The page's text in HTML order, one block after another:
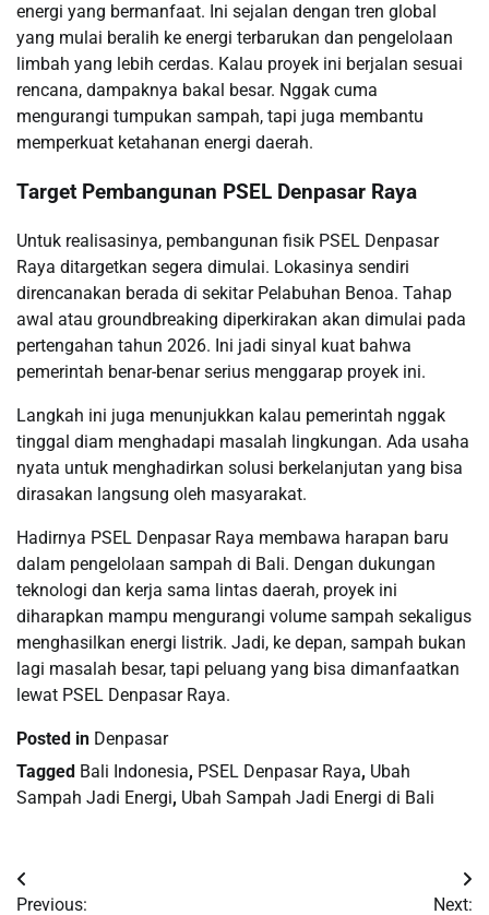
energi yang bermanfaat. Ini sejalan dengan tren global
yang mulai beralih ke energi terbarukan dan pengelolaan
limbah yang lebih cerdas. Kalau proyek ini berjalan sesuai
rencana, dampaknya bakal besar. Nggak cuma
mengurangi tumpukan sampah, tapi juga membantu
memperkuat ketahanan energi daerah.
Target Pembangunan PSEL Denpasar Raya
Untuk realisasinya, pembangunan fisik PSEL Denpasar
Raya ditargetkan segera dimulai. Lokasinya sendiri
direncanakan berada di sekitar Pelabuhan Benoa. Tahap
awal atau groundbreaking diperkirakan akan dimulai pada
pertengahan tahun 2026. Ini jadi sinyal kuat bahwa
pemerintah benar-benar serius menggarap proyek ini.
Langkah ini juga menunjukkan kalau pemerintah nggak
tinggal diam menghadapi masalah lingkungan. Ada usaha
nyata untuk menghadirkan solusi berkelanjutan yang bisa
dirasakan langsung oleh masyarakat.
Hadirnya PSEL Denpasar Raya membawa harapan baru
dalam pengelolaan sampah di Bali. Dengan dukungan
teknologi dan kerja sama lintas daerah, proyek ini
diharapkan mampu mengurangi volume sampah sekaligus
menghasilkan energi listrik. Jadi, ke depan, sampah bukan
lagi masalah besar, tapi peluang yang bisa dimanfaatkan
lewat PSEL Denpasar Raya.
Posted in Denpasar
Tagged Bali Indonesia, PSEL Denpasar Raya, Ubah
Sampah Jadi Energi, Ubah Sampah Jadi Energi di Bali
Post
Previous: Next: